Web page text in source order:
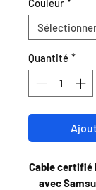
Couleur *
Quantité *
Cable certifié
avec